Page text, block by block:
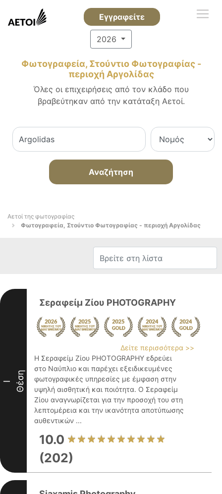
Εγγραφείτε
2026
Φωτογραφεία, Στούντιο Φωτογραφίας -
περιοχή Αργολίδας
Όλες οι επιχειρήσεις από τον κλάδο που
βραβεύτηκαν από την κατάταξη Αετοί.
Αναζήτηση
Αετοί της φωτογραφίας
Φωτογραφεία, Στούντιο Φωτογραφίας - περιοχή Αργολίδας
I Θέση
Σεραφείμ Ζίου PHOTOGRAPHY
Δείτε περισσότερα >>
Η Σεραφείμ Ζίου PHOTOGRAPHY εδρεύει
στο Ναύπλιο και παρέχει εξειδικευμένες
φωτογραφικές υπηρεσίες με έμφαση στην
υψηλή αισθητική και ποιότητα. Ο Σεραφείμ
Ζίου αναγνωρίζεται για την προσοχή του στη
λεπτομέρεια και την ικανότητα αποτύπωσης
αυθεντικών ...
10.0
(202)